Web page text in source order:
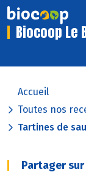
Biocoop Le
Accueil
Toutes nos
Tartines de
Partager sur